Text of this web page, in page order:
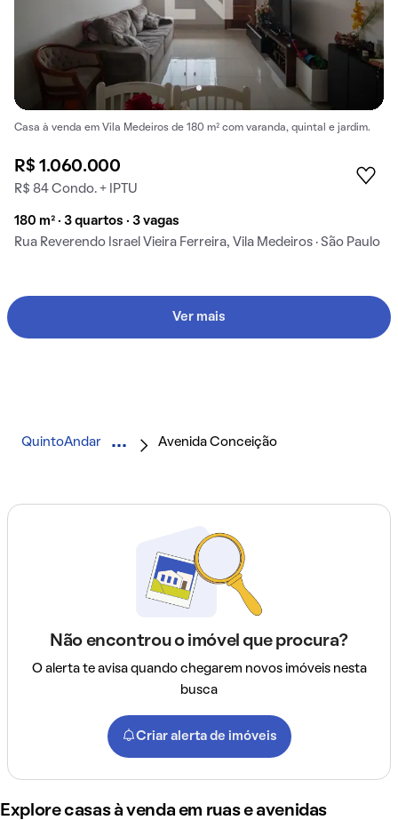
Casa à venda em Vila Medeiros de 180 m² com varanda, quintal e jardim.
R$ 1.060.000
R$ 84 Condo. + IPTU
180 m² · 3 quartos · 3 vagas
Rua Reverendo Israel Vieira Ferreira, Vila Medeiros · São Paulo
Ver mais
QuintoAndar Avenida Conceição
Não encontrou o imóvel que procura?
O alerta te avisa quando chegarem novos imóveis nesta
busca
Criar alerta de imóveis
Explore casas à venda em ruas e avenidas